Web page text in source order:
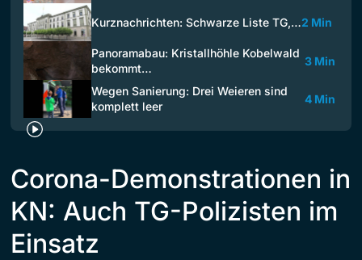
Kurznachrichten: Schwarze Liste TG,…2 Min
Panoramabau: Kristallhöhle Kobelwald
bekommt…
3 Min
Wegen Sanierung: Drei Weieren sind
komplett leer
4 Min
Corona-Demonstrationen in
KN: Auch TG-Polizisten im
Einsatz